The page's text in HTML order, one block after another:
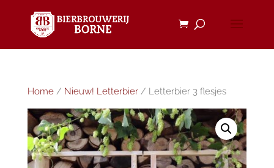
Home/ Nieuw! Letterbier/ Letterbier 3 flesjes